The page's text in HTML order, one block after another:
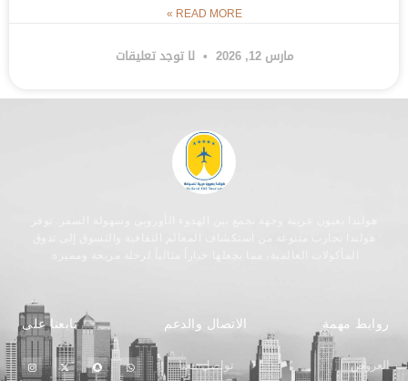
READ MORE »
مارس 12, 2026 لا توجد تعليقات
روابط مهمة
العروض
الاتصال والدعم
تواصل معنا
تابعنا على